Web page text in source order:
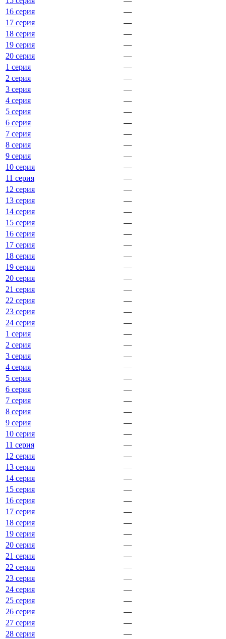
16 серия
—
17 серия
—
18 серия
—
19 серия
—
20 серия
—
1 серия
—
2 серия
—
3 серия
—
4 серия
—
5 серия
—
6 серия
—
7 серия
—
8 серия
—
9 серия
—
10 серия
—
11 серия
—
12 серия
—
13 серия
—
14 серия
—
15 серия
—
16 серия
—
17 серия
—
18 серия
—
19 серия
—
20 серия
—
21 серия
—
22 серия
—
23 серия
—
24 серия
—
1 серия
—
2 серия
—
3 серия
—
4 серия
—
5 серия
—
6 серия
—
7 серия
—
8 серия
—
9 серия
—
10 серия
—
11 серия
—
12 серия
—
13 серия
—
14 серия
—
15 серия
—
16 серия
—
17 серия
—
18 серия
—
19 серия
—
20 серия
—
21 серия
—
22 серия
—
23 серия
—
24 серия
—
25 серия
—
26 серия
—
27 серия
—
28 серия
—